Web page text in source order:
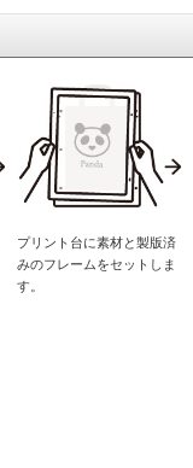
プリント台に素材と製版済
みのフレームをセットしま
す。